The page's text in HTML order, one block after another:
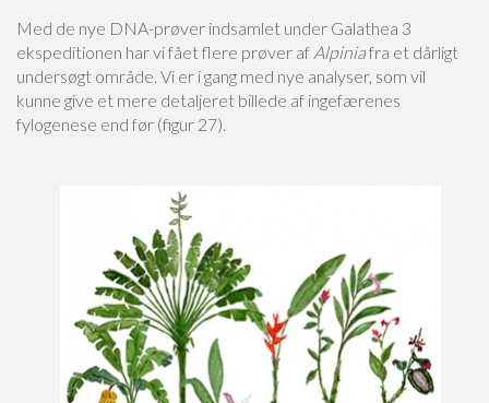
Med de nye DNA-prøver indsamlet under Galathea 3
ekspeditionen har vi fået flere prøver af Alpiniafra et dårligt
undersøgt område. Vi er i gang med nye analyser, som vil
kunne give et mere detaljeret billede af ingefærenes
fylogenese end før (figur 27).